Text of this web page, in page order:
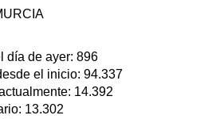
día de ayer: 896
el inicio: 94.337
14.392
13.302